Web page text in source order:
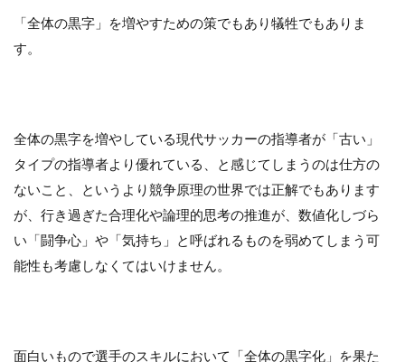
「全体の黒字」を増やすための策でもあり犠牲でもありま
す。
全体の黒字を増やしている現代サッカーの指導者が「古い」
タイプの指導者より優れている、と感じてしまうのは仕方の
ないこと、というより競争原理の世界では正解でもあります
が、行き過ぎた合理化や論理的思考の推進が、数値化しづら
い「闘争心」や「気持ち」と呼ばれるものを弱めてしまう可
能性も考慮しなくてはいけません。
面白いもので選手のスキルにおいて「全体の黒字化」を果た